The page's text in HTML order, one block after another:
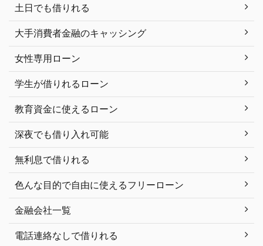
土日でも借りれる
大手消費者金融のキャッシング
女性専用ローン
学生が借りれるローン
教育資金に使えるローン
深夜でも借り入れ可能
無利息で借りれる
色んな目的で自由に使えるフリーローン
金融会社一覧
電話連絡なしで借りれる